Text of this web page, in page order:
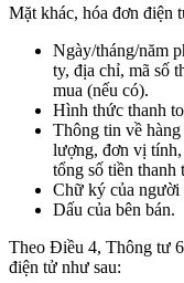
Mặt khác, hóa đơn điện
Ngày/tháng/năm
ty, địa chỉ, mã số
mua (nếu có).
Hình thức thanh
Thông tin về
lượng, đơn vị tính,
tổng số tiền thanh
Chữ ký của người
Dấu của bên bán.
Theo Điều 4, Thông tư
điện tử như sau: